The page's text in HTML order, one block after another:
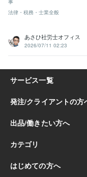
法律・税務・士業全般
あさひ社労士オフィス
2026/07/11 02:23